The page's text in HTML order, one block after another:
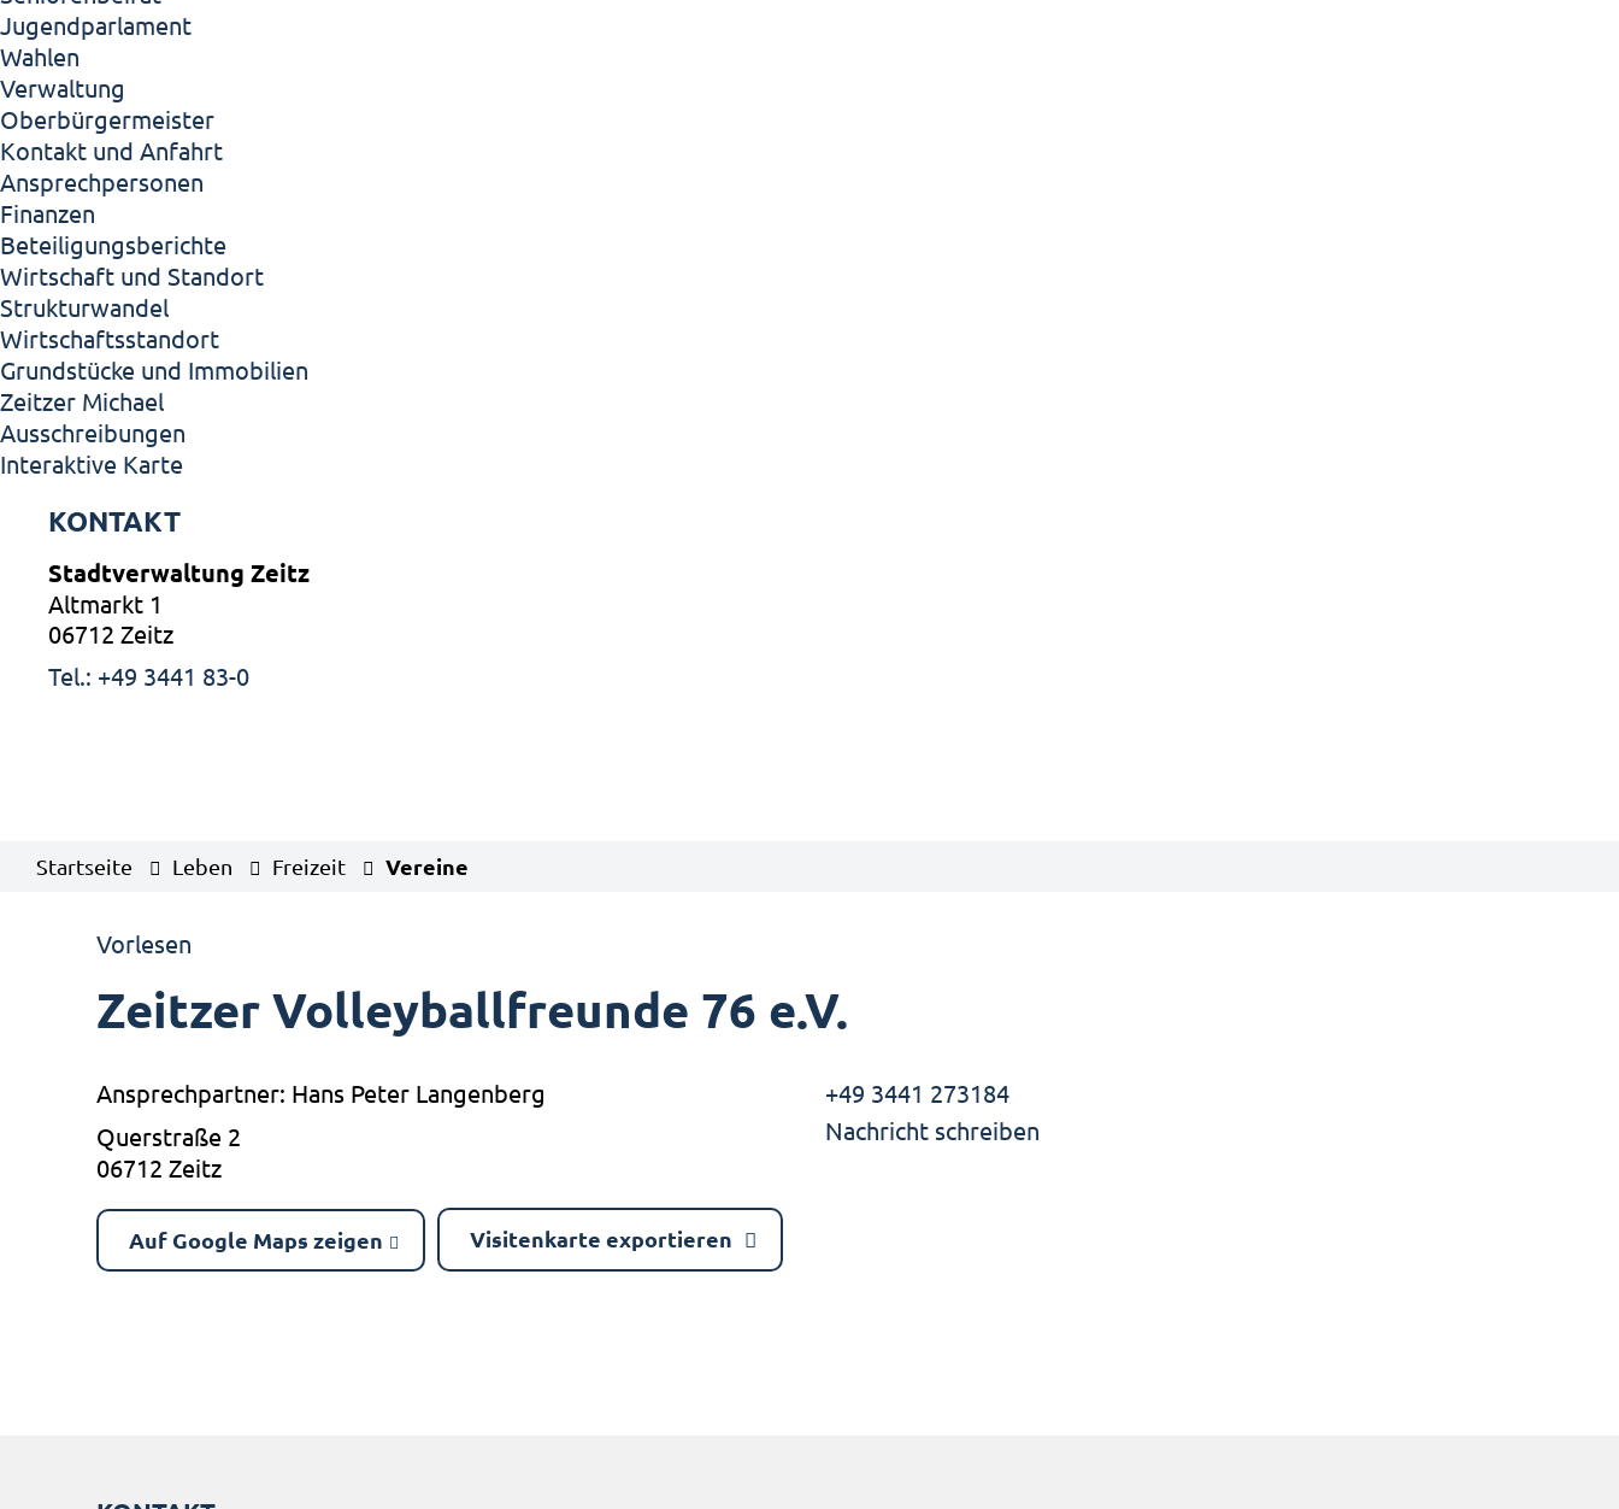
Jugendparlament
Wahlen
Verwaltung
Oberbürgermeister
Kontakt und Anfahrt
Ansprechpersonen
Finanzen
Beteiligungsberichte
Wirtschaft und Standort
Strukturwandel
Wirtschaftsstandort
Grundstücke und Immobilien
Zeitzer Michael
Ausschreibungen
Interaktive Karte
KONTAKT
Stadtverwaltung Zeitz
Altmarkt 1
06712 Zeitz
Tel.: +49 3441 83-0
Startseite Leben Freizeit Vereine
Vorlesen
Zeitzer Volleyballfreunde 76 e.V.
Ansprechpartner: Hans Peter Langenberg
Querstraße 2
06712 Zeitz
+49 3441 273184
Nachricht schreiben
Auf Google Maps zeigen Visitenkarte exportieren